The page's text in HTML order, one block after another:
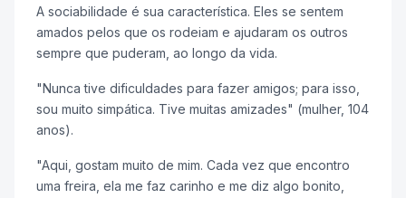
A sociabilidade é sua característica. Eles se sentem
amados pelos que os rodeiam e ajudaram os outros
sempre que puderam, ao longo da vida.
"Nunca tive dificuldades para fazer amigos; para isso,
sou muito simpática. Tive muitas amizades" (mulher, 104
anos).
"Aqui, gostam muito de mim. Cada vez que encontro
uma freira, ela me faz carinho e me diz algo bonito,